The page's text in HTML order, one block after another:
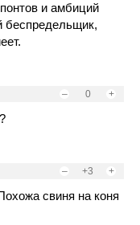
и амбиций
беспредельщик,
– 0 +
– +3 +
свиня на коня